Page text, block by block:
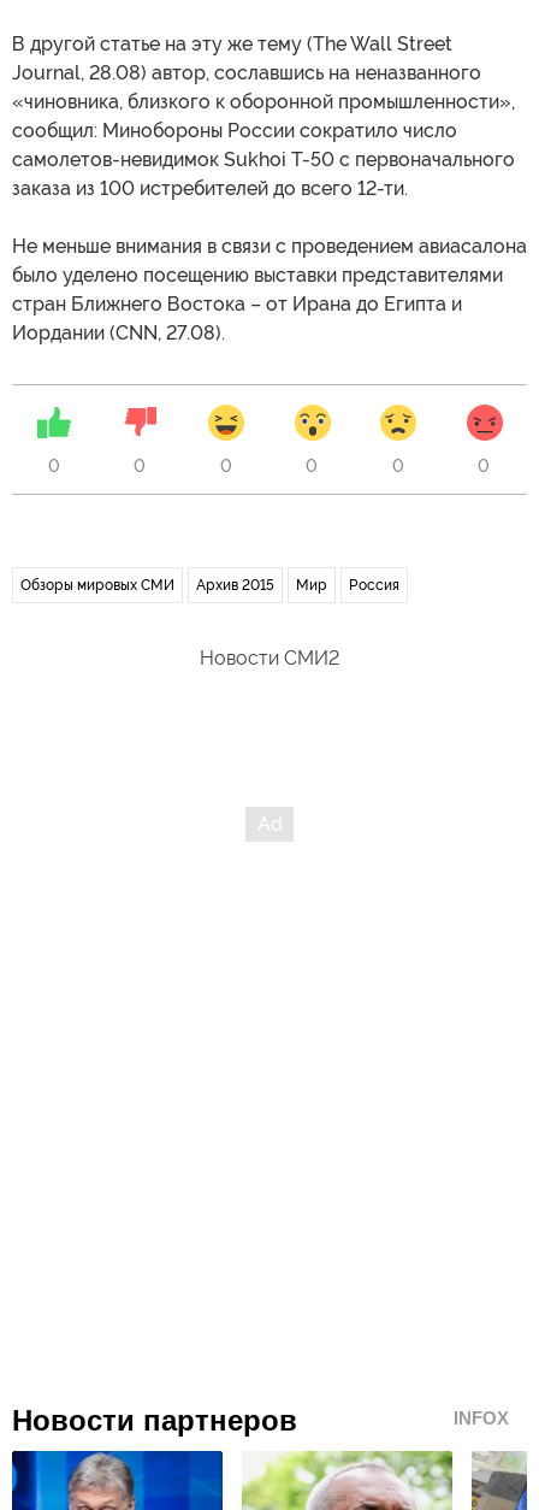
В другой статье на эту же тему (The Wall Street
Journal, 28.08) автор, сославшись на неназванного
«чиновника, близкого к оборонной промышленности»,
сообщил: Минобороны России сократило число
самолетов-невидимок Sukhoi Т-50 с первоначального
заказа из 100 истребителей до всего 12-ти.
Не меньше внимания в связи с проведением авиасалона
было уделено посещению выставки представителями
стран Ближнего Востока – от Ирана до Египта и
Иордании (CNN, 27.08).
0 0 0 0 0 0
Обзоры мировых СМИ Архив 2015 Мир Россия
Новости СМИ2
Новости партнеров INFOX